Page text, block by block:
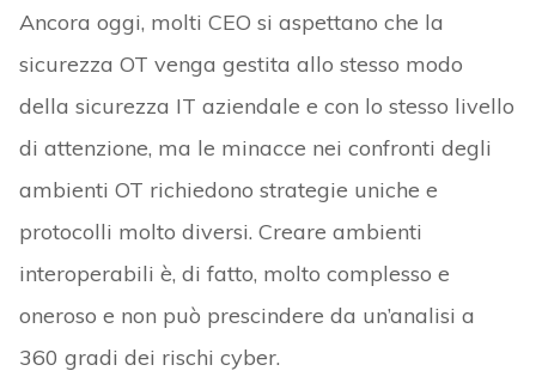
Ancora oggi, molti CEO si aspettano che la
sicurezza OT venga gestita allo stesso modo
della sicurezza IT aziendale e con lo stesso livello
di attenzione, ma le minacce nei confronti degli
ambienti OT richiedono strategie uniche e
protocolli molto diversi. Creare ambienti
interoperabili è, di fatto, molto complesso e
oneroso e non può prescindere da un’analisi a
360 gradi dei rischi cyber.